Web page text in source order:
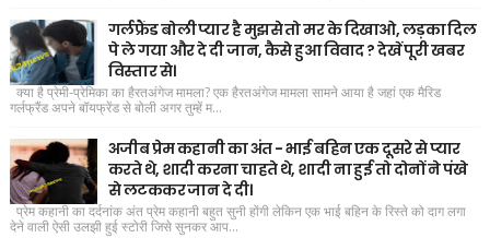
गर्लफ्रैंड बोली प्यार है मुझसे तो मर के दिखाओ, लड़का दिल
पे ले गया और दे दी जान, कैसे हुआ विवाद ? देखें पूरी खबर
विस्तार से।
क्या है प्रेमी-प्रेमिका का हैरतअंगेज मामला? एक हैरतअंगेज मामला सामने आया है जहां एक मैरिड
गर्लफ्रैंड अपने बॉयफ्रेंड से बोली अगर तुम्हें म...
अजीब प्रेम कहानी का अंत - भाई बहिन एक दूसरे से प्यार
करते थे, शादी करना चाहते थे, शादी ना हुई तो दोनों ने पंखे
से लटककर जान दे दी।
प्रेम कहानी का दर्दनांक अंत प्रेम कहानी बहुत सुनी होंगी लेकिन एक भाई बहिन के रिस्ते को दाग लगा
देने वाली ऐसी उलझी हुई स्टोरी जिसे सुनकर आप...